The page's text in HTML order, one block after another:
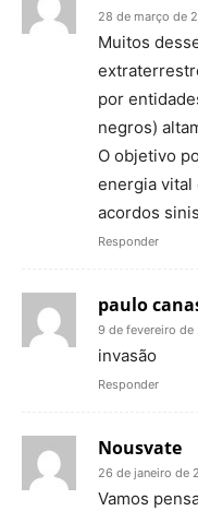
28 de março de
Muitos
por
negros)
O objetivo
energia vital
acordos
Responder
paulo
9 de fevereiro de
invasão
Responder
Nousvate
26 de janeiro de
Vamos